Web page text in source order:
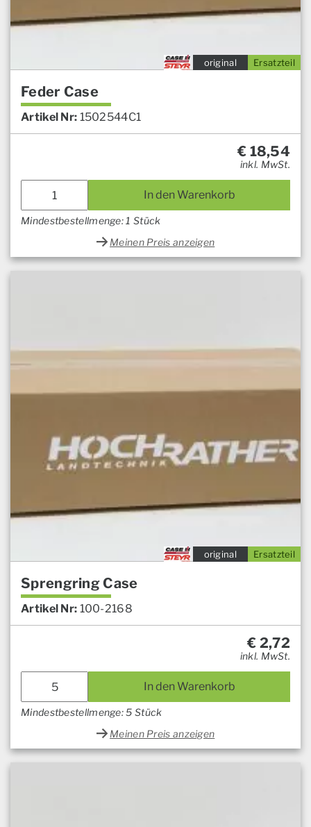
Ersatzteil
original
Feder Case
Artikel Nr: 1502544C1
€ 18,54
inkl. MwSt.
In den Warenkorb
Mindestbestellmenge: 1 Stück
Meinen Preis anzeigen
Ersatzteil
original
Sprengring Case
Artikel Nr: 100-2168
€ 2,72
inkl. MwSt.
In den Warenkorb
Mindestbestellmenge: 5 Stück
Meinen Preis anzeigen